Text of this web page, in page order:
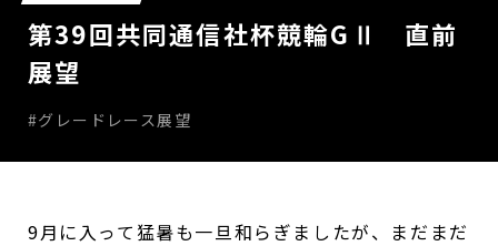
第39回共同通信社杯競輪GⅡ 直前
展望
#グレードレース展望
9月に入って猛暑も一旦和らぎましたが、まだまだ